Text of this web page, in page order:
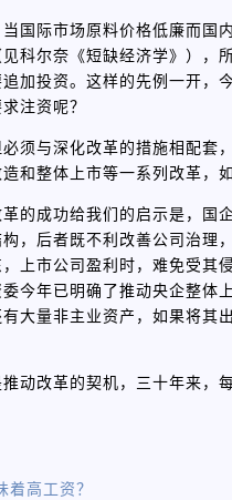
国际市场原料价格低廉而国
科尔奈《短缺经济学》），
加投资。这样的先例一开，
注资呢？
须与深化改革的措施相配套
和整体上市等一系列改革，
的成功给我们的启示是，国
，后者既不利改善公司治理
上市公司盈利时，难免受其
今年已明确了推动央企整体
大量非主业资产，如果将其
动改革的契机，三十年来，
高工资？